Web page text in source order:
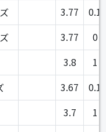
3.77 0.1
3.77 0
3.8 1
3.67 0.1
3.7 1